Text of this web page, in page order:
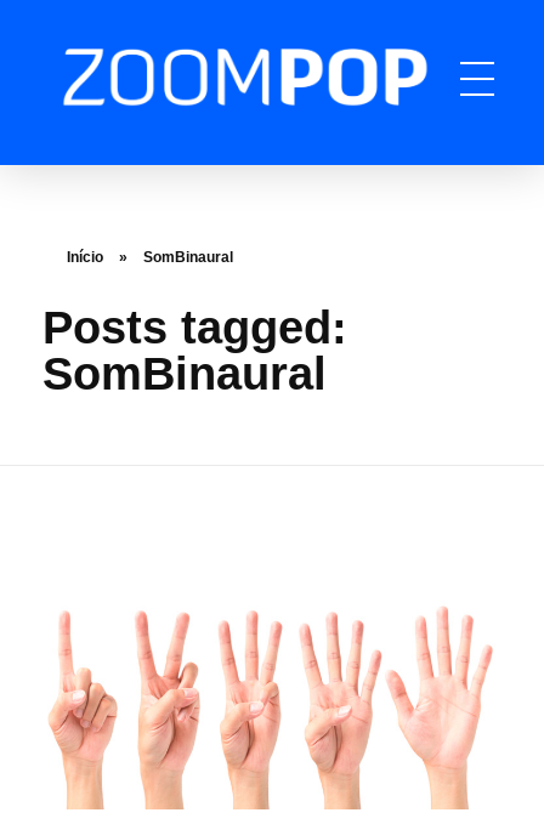
Início » SomBinaural
Posts tagged:
SomBinaural